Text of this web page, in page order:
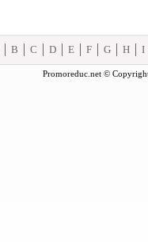
B C D E F G H I
Promoreduc.net ©